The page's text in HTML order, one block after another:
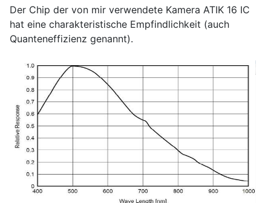
Der Chip der von mir verwendete Kamera ATIK 16 IC
hat eine charakteristische Empfindlichkeit (auch
Quanteneffizienz genannt).